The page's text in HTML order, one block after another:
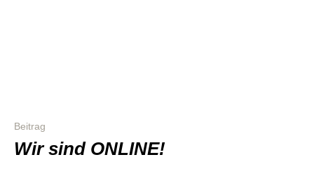
Beitrag
Wir sind ONLINE!